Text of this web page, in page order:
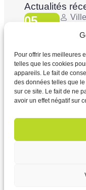
Pour offrir les meilleures
telles que les cookies
appareils. Le fait de
des données telles que
sur ce site. Le fait de ne
avoir un effet négatif sur
Actualités
05
Conseil
02
Juin'26
réseaux
...
© 2026 Mairie de